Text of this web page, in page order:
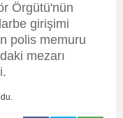
Örgütü'nün
girişimi
polis memuru
mezarı